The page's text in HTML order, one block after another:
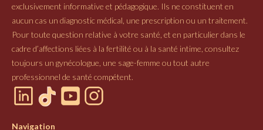
exclusivement informative et pédagogique. Ils ne constituent en
aucun cas un diagnostic médical, une prescription ou un traitement.
Pour toute question relative à votre santé, et en particulier dans le
cadre d’affections liées à la fertilité ou à la santé intime, consultez
toujours un gynécologue, une sage-femme ou tout autre
professionnel de santé compétent.
Navigation